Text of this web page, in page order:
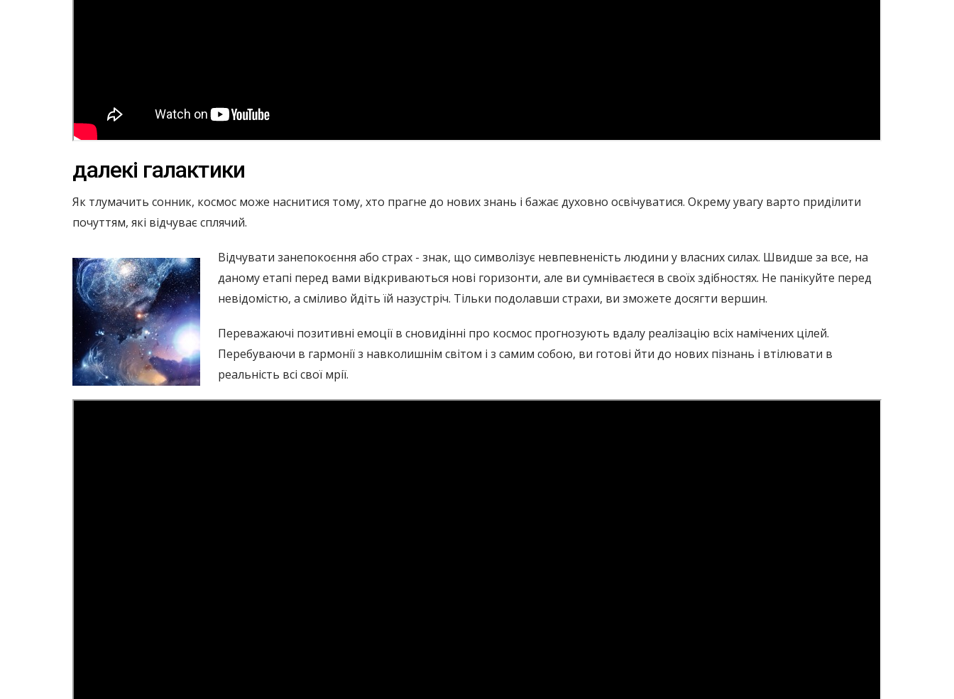
далекі галактики
Як тлумачить сонник, космос може наснитися тому, хто прагне до нових знань і бажає духовно освічуватися. Окрему увагу варто приділити
почуттям, які відчуває сплячий.
Відчувати занепокоєння або страх - знак, що символізує невпевненість людини у власних силах. Швидше за все, на
даному етапі перед вами відкриваються нові горизонти, але ви сумніваєтеся в своїх здібностях. Не панікуйте перед
невідомістю, а сміливо йдіть їй назустріч. Тільки подолавши страхи, ви зможете досягти вершин.
Переважаючі позитивні емоції в сновидінні про космос прогнозують вдалу реалізацію всіх намічених цілей.
Перебуваючи в гармонії з навколишнім світом і з самим собою, ви готові йти до нових пізнань і втілювати в
реальність всі свої мрії.